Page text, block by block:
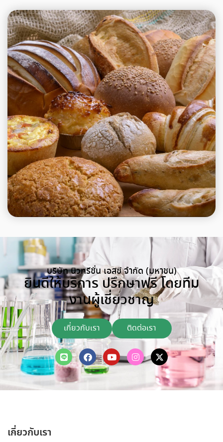
บริษัท นิวทรีชั่น เอสซี จำกัด (มหาชน)
ยินดีให้บริการ ปรึกษาฟรี โดยทีม
งานผู้เชี่ยวชาญ
เกี่ยวกับเรา ติดต่อเรา
เกี่ยวกับเรา